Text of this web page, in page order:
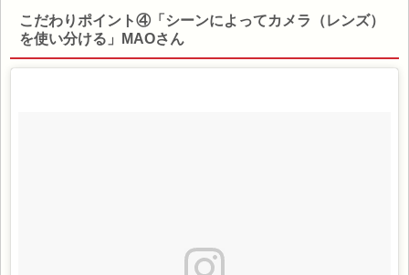
こだわりポイント④「シーンによってカメラ（レンズ）
を使い分ける」MAOさん